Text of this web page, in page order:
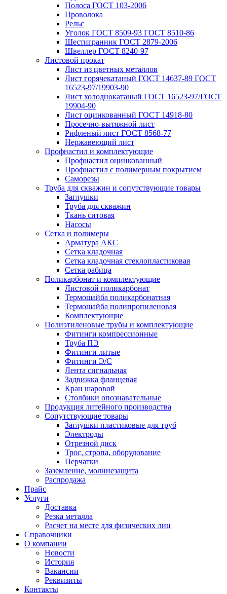
Полоса ГОСТ 103-2006
Проволока
Рельс
Уголок ГОСТ 8509-93 ГОСТ 8510-86
Шестигранник ГОСТ 2879-2006
Швеллер ГОСТ 8240-97
Листовой прокат
Лист из цветных металлов
Лист горячекатаный ГОСТ 14637-89 ГОСТ
16523-97/19903-90
Лист холоднокатаный ГОСТ 16523-97/ГОСТ
19904-90
Лист оцинкованный ГОСТ 14918-80
Просечно-вытяжной лист
Рифленый лист ГОСТ 8568-77
Нержавеющий лист
Профнастил и комплектующие
Профнастил оцинкованный
Профнастил с полимерным покрытием
Саморезы
Труба для скважин и сопутствующие товары
Заглушки
Труба для скважин
Ткань ситовая
Насосы
Сетка и полимеры
Арматура АКС
Сетка кладочная
Сетка кладочная стеклопластиковая
Сетка рабица
Поликарбонат и комплектующие
Листовой поликарбонат
Термошайба поликарбонатная
Термошайба полипропиленовая
Комплектующие
Полиэтиленовые трубы и комплектующие
Фитинги компрессионные
Труба ПЭ
Фитинги литые
Фитинги Э/С
Лента сигнальная
Задвижка фланцевая
Кран шаровой
Столбики опознавательные
Продукция литейного производства
Сопутствующие товары
Заглушки пластиковые для труб
Электроды
Отрезной диск
Трос, стропа, оборудование
Перчатки
Заземление, молниезащита
Распродажа
Прайс
Услуги
Доставка
Резка металла
Расчет на месте для физических лиц
Справочники
О компании
Новости
История
Вакансии
Реквизиты
Контакты